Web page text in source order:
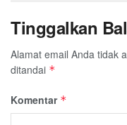
Tinggalkan
Alamat email Anda tidak
ditandai *
Komentar *